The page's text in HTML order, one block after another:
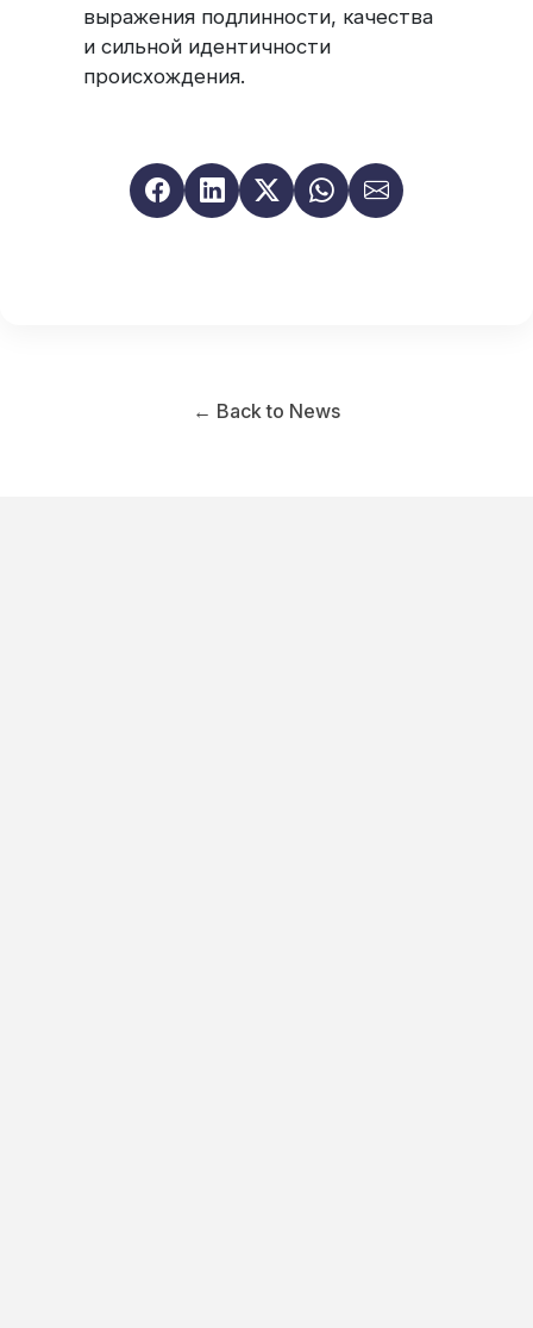
выражения подлинности, качества
и сильной идентичности
происхождения.
← Back to News